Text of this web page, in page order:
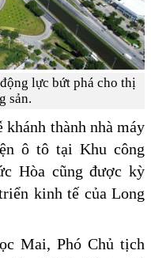
lực bứt phá cho thị
sản.
thành nhà máy
ô tô tại Khu công
Hòa cũng được kỳ
kinh tế của Long
Mai, Phó Chủ tịch